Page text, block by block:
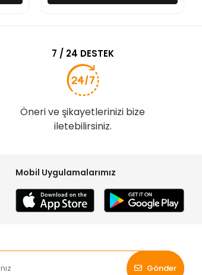
7 / 24 DESTEK
Öneri ve şikayetlerinizi bize
iletebilirsiniz.
Mobil Uygulamalarımız
Gönder